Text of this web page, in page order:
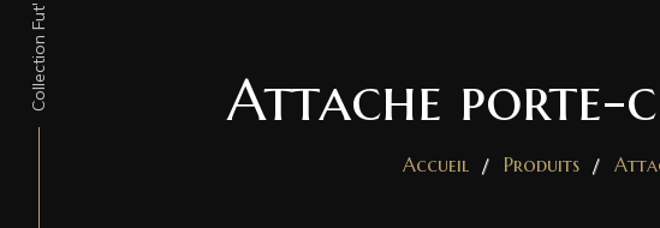
Attache porte-
Accueil Produits
Collection Fut'